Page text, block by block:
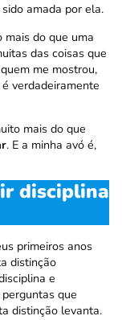
amada por ela.
mais do que uma
das coisas que
me mostrou,
verdadeiramente
mais do que
. E a minha avó é,
disciplina
primeiros anos
distinção
e
que
distinção levanta.